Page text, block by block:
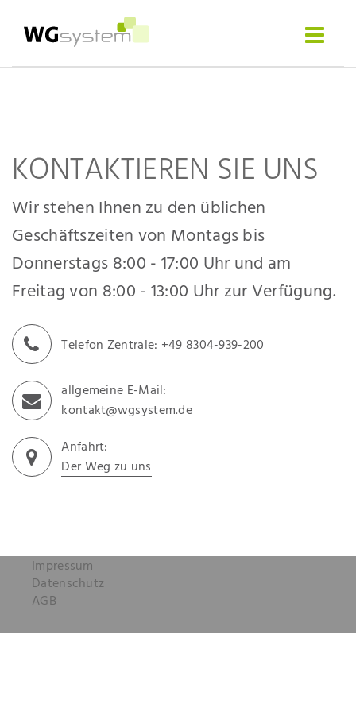
Software
Toggle
KONTAKTIEREN SIE UNS
Wir stehen Ihnen zu den üblichen
Geschäftszeiten von Montags bis
Donnerstags 8:00 - 17:00 Uhr und am
Freitag von 8:00 - 13:00 Uhr zur Verfügung.
Telefon Zentrale: +49 8304-939-200
allgemeine E-Mail:
kontakt@wgsystem.de
Anfahrt:
Der Weg zu uns
Impressum
Datenschutz
AGB